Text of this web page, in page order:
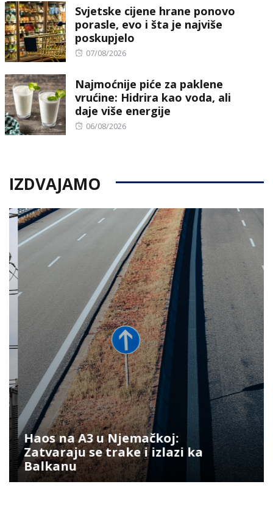
Svjetske cijene hrane ponovo
porasle, evo i šta je najviše
poskupjelo
Posted
07/08/2026
Najmoćnije piće za paklene
vrućine: Hidrira kao voda, ali
daje više energije
Posted
06/08/2026
IZDVAJAMO
Haos na A3 u Njemačkoj:
Zatvaraju se trake i izlazi ka
Balkanu